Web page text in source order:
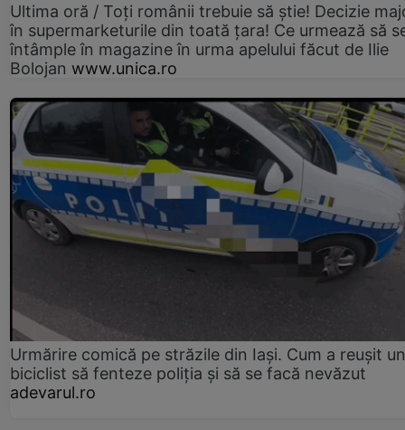
Ultima oră / Toți românii trebuie să știe! Decizie
în supermarketurile din toată țara! Ce urmează să
întâmple în magazine în urma apelului făcut de Ilie
Bolojan www.unica.ro
Urmărire comică pe străzile din Iași. Cum a reușit un
biciclist să fenteze poliția și să se facă nevăzut
adevarul.ro